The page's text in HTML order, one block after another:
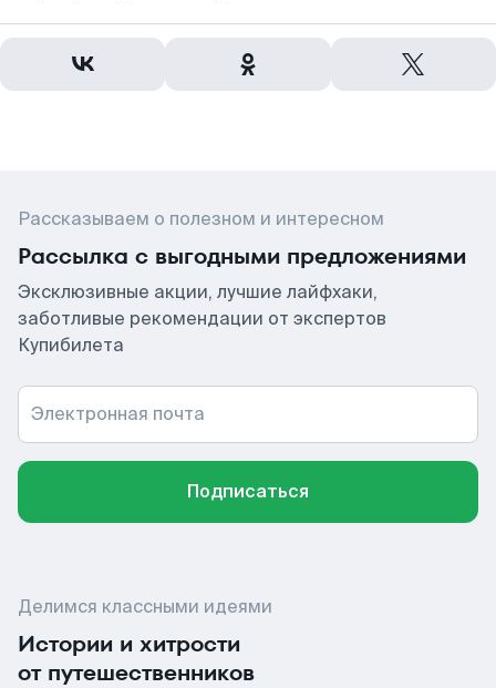
Рассказываем о полезном и интересном
Рассылка с выгодными предложениями
Эксклюзивные акции, лучшие лайфхаки,
заботливые рекомендации от экспертов
Купибилета
Электронная почта
Подписаться
Делимся классными идеями
Истории и хитрости
от путешественников